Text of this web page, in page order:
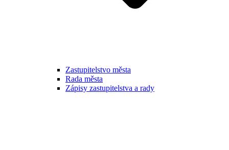
Zastupitelstvo města
Rada města
Zápisy zastupitelstva a rady